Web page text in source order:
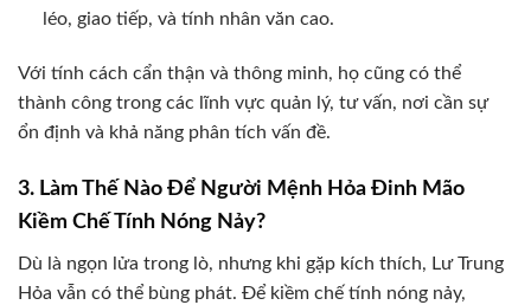
léo, giao tiếp, và tính nhân văn cao.
Với tính cách cẩn thận và thông minh, họ cũng có thể
thành công trong các lĩnh vực quản lý, tư vấn, nơi cần sự
ổn định và khả năng phân tích vấn đề.
3. Làm Thế Nào Để Người Mệnh Hỏa Đinh Mão
Kiềm Chế Tính Nóng Nảy?
Dù là ngọn lửa trong lò, nhưng khi gặp kích thích, Lư Trung
Hỏa vẫn có thể bùng phát. Để kiềm chế tính nóng nảy,